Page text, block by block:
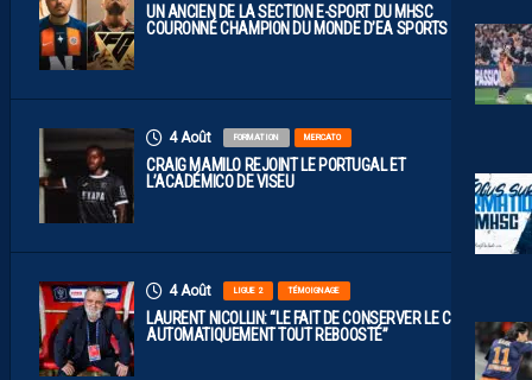
UN ANCIEN DE LA SECTION E-SPORT DU MHSC
COURONNÉ CHAMPION DU MONDE D’EA SPORTS FC
4 Août FORMATION MERCATO
CRAIG MAMILO REJOINT LE PORTUGAL ET
L’ACADÉMICO DE VISEU
4 Août LIGUE 2 TÉMOIGNAGE
LAURENT NICOLLIN: “LE FAIT DE CONSERVER LE CLUB A
AUTOMATIQUEMENT TOUT REBOOSTÉ”